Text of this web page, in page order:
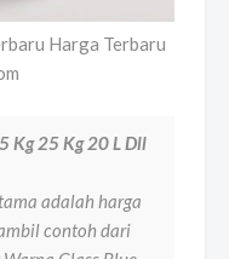
Harga Terbaru
Kg 25 Kg 20 L Dll
adalah harga
contoh dari